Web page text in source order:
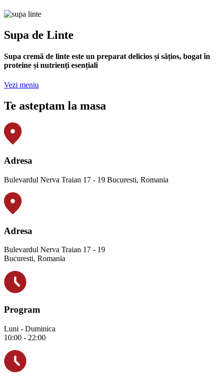
Supa de Linte
Supa cremă de linte este un preparat delicios și sățios, bogat în
proteine și nutrienți esențiali
Vezi meniu
Te asteptam la masa
Adresa
Bulevardul Nerva Traian 17 - 19 Bucuresti, Romania
Adresa
Bulevardul Nerva Traian 17 - 19
Bucuresti, Romania
Program
Luni - Duminica
10:00 - 22:00